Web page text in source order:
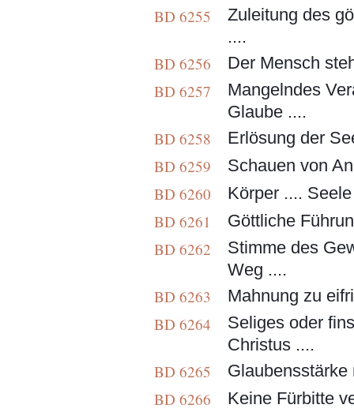
BD 6255
Zuleitung des
....
BD 6256
Der Mensch
BD 6257
Mangelndes
Glaube ....
BD 6258
Erlösung der
BD 6259
Schauen von
BD 6260
Körper ....
BD 6261
Göttliche
BD 6262
Stimme des
Weg ....
BD 6263
Mahnung zu
BD 6264
Seliges oder
Christus ....
BD 6265
BD 6266
Keine Fürbitte